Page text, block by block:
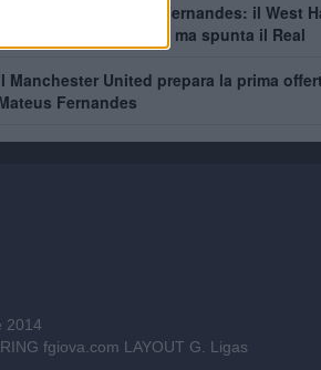
Asta folle per Mateus Fernandes: il West
alto, lo United accelera ma spunta il Real
Manchester United prepara la prima
Fernandes
2014
fgiova.com LAYOUT G. Ligas